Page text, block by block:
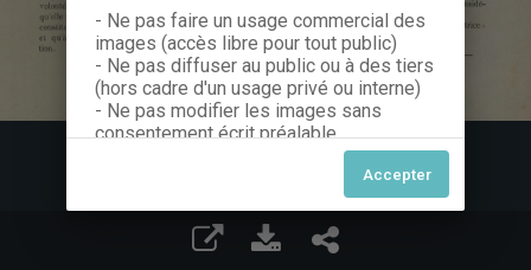
- Ne pas faire un usage commercial des
images (accès libre pour tout public)
- Ne pas diffuser au public ou à des tiers
(hors cadre d'un usage privé ou interne)
- Ne pas modifier les images sans
consentement écrit préalable
Dans le cas contraire, nous vous invitons
à nous contacter afin de solliciter le type
de Licence souhaitée parmi celles
proposées et le cas échéant, acquitter